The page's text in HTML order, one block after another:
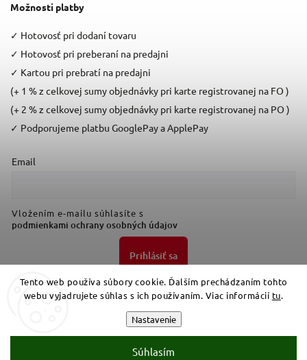
Tento web používa súbory cookie. Ďalším prechádzaním tohto
webu vyjadrujete súhlas s ich používaním. Viac informácií tu.
Nastavenie
Súhlasím
Možnosti platby
✓ Hotovosť pri dodaní tovaru
✓ Hotovosť pri preberaní na predajni
✓ Kartou pri prebratí na predajni
(+ 1 % z celkovej sumy objednávky pri karte registrovanej na FO )
(+ 2 % z celkovej sumy objednávky pri karte registrovanej na PO )
✓ Podporujeme platbu GooglePay a ApplePay
Email
Vložením e-mailu súhlasíte s
podmienkami ochrany osobných údajov
Prihlásiť sa